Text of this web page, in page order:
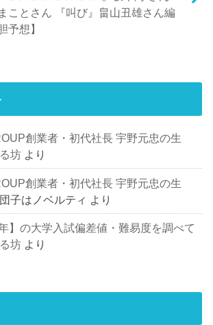
ことさん 『叫び』畠山丑雄さん編
予想】
創業者・初代社長 宇野元忠の生
坊 より
創業者・初代社長 宇野元忠の生
子はノベルティ より
】の大学入試偏差値・難易度を調べて
坊 より